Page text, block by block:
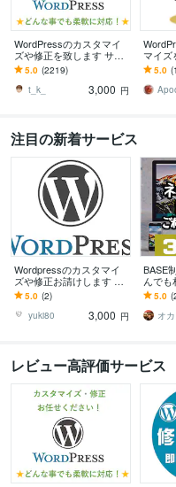
WordPressのカスタマイ
ズや修正を致します サイ
トのカスタマイズ・レイ
アウト変更致します
5.0 (2219)
t_k_
3,000 円
マイズ
sのカ
手伝い
5.0
注目の新着サービス
Wordpressのカスタマイ
ズや修正お請けします し
っかりコミュニケーショ
ンを取り、ご期待に応え
ます！
5.0 (2)
yuki80
3,000 円
BASE
んでも
SEのこ
を！
5.0
オ
レビュー高評価サービス